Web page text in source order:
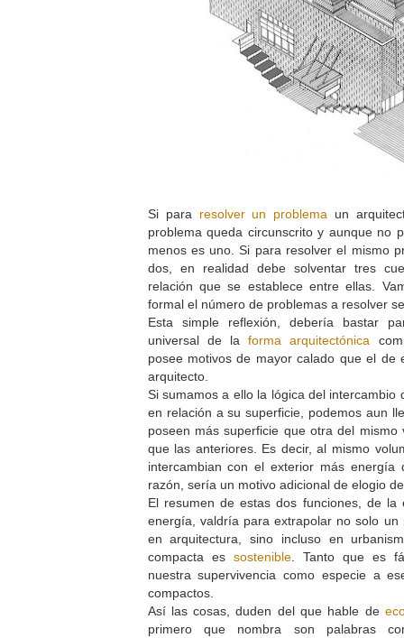
Si para resolver un problema un
problema queda circunscrito y aunque no
menos es uno. Si para resolver el mismo
dos, en realidad debe solventar tres
relación que se establece entre ellas.
formal el número de problemas a resolver
Esta simple reflexión, debería bastar
universal de laforma arquitectónica
posee motivos de mayor calado que el de
arquitecto.
Si sumamos a ello la lógica del intercambio
en relación a su superficie, podemos aun
poseen más superficie que otra del
que las anteriores. Es decir, al mismo
intercambian con el exterior más energía
razón, sería un motivo adicional de elogio
El resumen de estas dos funciones, de
energía, valdría para extrapolar no solo un
en arquitectura, sino incluso en
compacta es sostenible. Tanto que es
nuestra supervivencia como especie a
compactos.
Así las cosas, duden del que hable de
primero que nombra son palabras